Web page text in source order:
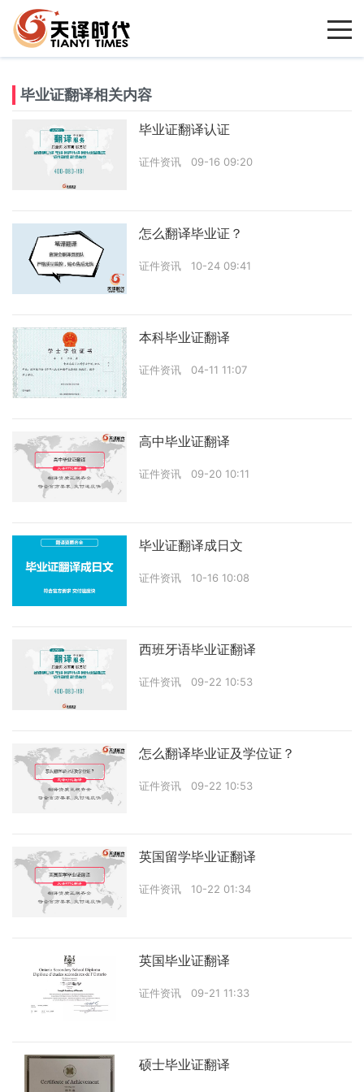
毕业证翻译相关内容
毕业证翻译认证
证件资讯 09-16 09:20
怎么翻译毕业证？
证件资讯 10-24 09:41
本科毕业证翻译
证件资讯 04-11 11:07
高中毕业证翻译
证件资讯 09-20 10:11
毕业证翻译成日文
证件资讯 10-16 10:08
西班牙语毕业证翻译
证件资讯 09-22 10:53
怎么翻译毕业证及学位证？
证件资讯 09-22 10:53
英国留学毕业证翻译
证件资讯 10-22 01:34
英国毕业证翻译
证件资讯 09-21 11:33
硕士毕业证翻译